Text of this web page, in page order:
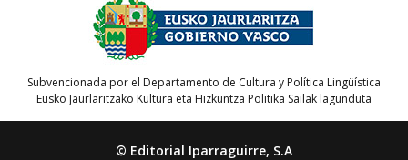
Subvencionada por el Departamento de Cultura y Política Lingüística
Eusko Jaurlaritzako Kultura eta Hizkuntza Politika Sailak lagunduta
© Editorial Iparraguirre, S.A